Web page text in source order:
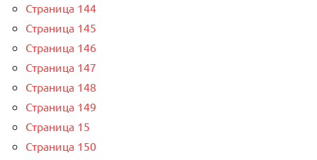
Страница 144
Страница 145
Страница 146
Страница 147
Страница 148
Страница 149
Страница 15
Страница 150